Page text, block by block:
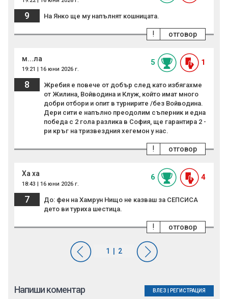
9 На Янко ще му напълнят кошницата.
отговор
!
м...ла
19:21 | 16 юни 2026 г.
5 1
8
Жребия е повече от добър след като избягахме
от Жилина, Войводина и Клуж, който имат много
добри отбори и опит в турнирите /без Войводина.
Дери сити е напълно преодолим съперник и една
победа с 2 гола разлика в София, ще гарантира 2 -
ри кръг на тризвездния хегемон у нас.
отговор
!
Ха ха
18:43 | 16 юни 2026 г.
6 4
7
До: фен на Хамрун Нищо не казваш за СЕПСИСА
дето ви туриха шестица.
отговор
!
Напиши коментар ВЛЕЗ РЕГИСТРАЦИЯ